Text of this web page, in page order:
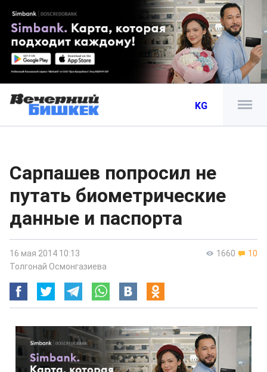
KG
Сарпашев попросил не
путать биометрические
данные и паспорта
1660 10
16 мая 2014 10:13
Толгонай Осмонгазиева